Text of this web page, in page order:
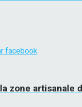
facebook
zone